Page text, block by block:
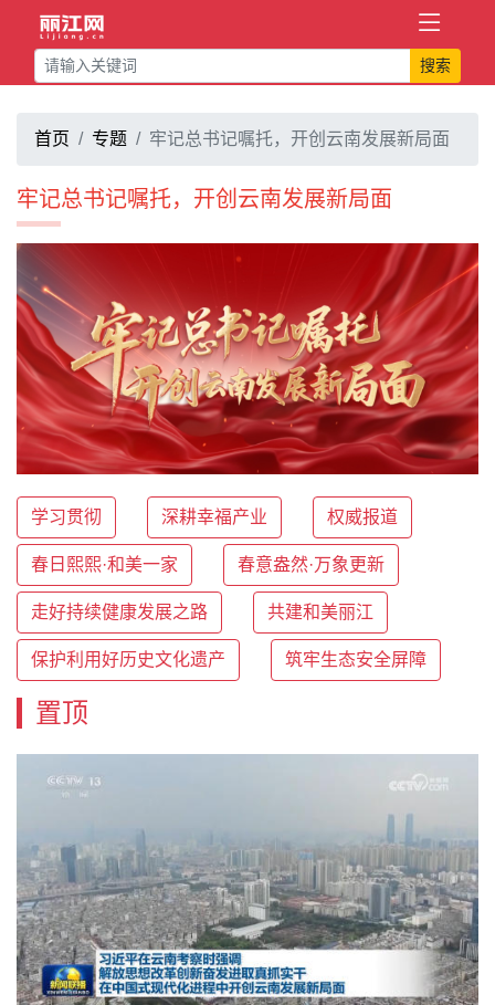
搜索
首页 专题 牢记总书记嘱托，开创云南发展新局面
牢记总书记嘱托，开创云南发展新局面
学习贯彻 深耕幸福产业 权威报道
春日熙熙·和美一家 春意盎然·万象更新
走好持续健康发展之路 共建和美丽江
保护利用好历史文化遗产 筑牢生态安全屏障
置顶